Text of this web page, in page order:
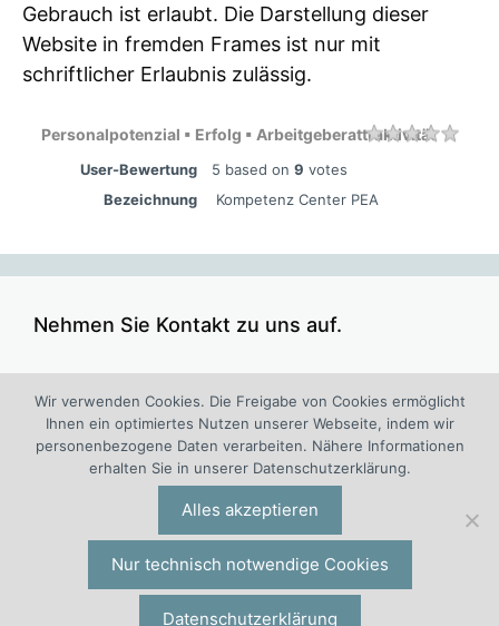
Gebrauch ist erlaubt. Die Darstellung dieser
Website in fremden Frames ist nur mit
schriftlicher Erlaubnis zulässig.
Personalpotenzial ▪ Erfolg ▪ Arbeitgeberattraktivität
Rating
User-Bewertung 5 based on 9 votes
Bezeichnung
Kompetenz Center PEA
Nehmen Sie Kontakt zu uns auf.
PEA Personalpotenzial ▪ Erfolg ▪ Arbeitgeberattraktivität
ist ein Projekt der I.O. Group®Wolf®
Unternehmensberatungsgruppe | Engelsstraße 6 | 42283
Wuppertal | Deutschland | Tel. +49 (0)202 277 5000 |
io@iogw.de|Presse- und Medienanfragen|Datenschutz
Impressum|Preise & Konditionen |Allgemeine
Geschäftsbedingungen|Kontakt|
® ®
Wir verwenden Cookies. Die Freigabe von Cookies ermöglicht
Ihnen ein optimiertes Nutzen unserer Webseite, indem wir
personenbezogene Daten verarbeiten. Nähere Informationen
erhalten Sie in unserer Datenschutzerklärung.
Alles akzeptieren
Nur technisch notwendige Cookies
Datenschutzerklärung